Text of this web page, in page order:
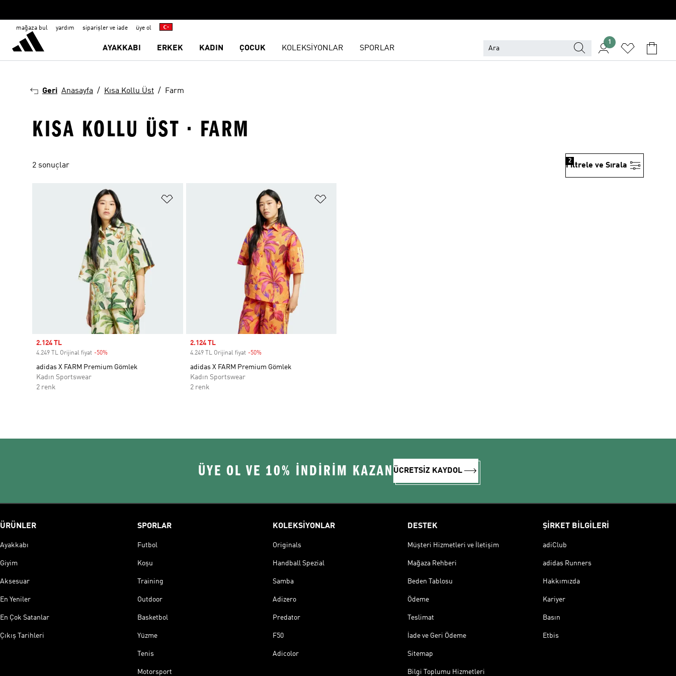
mağaza bul yardım siparişler ve iade üye ol
AYAKKABI ERKEK KADIN ÇOCUK KOLEKSİYONLAR SPORLAR
1
Geri Anasayfa Kısa Kollu Üst Farm
KISA KOLLU ÜST · FARM
2 sonuçlar Filtrele ve Sırala
2
Sale price
2.124 TL
4.249 TL Orijinal fiyat -50%
adidas X FARM Premium Gömlek
Kadın Sportswear
2 renk
Sale price
2.124 TL
4.249 TL Orijinal fiyat -50%Discount
adidas X FARM Premium Gömlek
Kadın Sportswear
2 renk
ÜYE OL VE 10% İNDİRİM KAZAN ÜCRETSİZ KAYDOL
ÜRÜNLER
Ayakkabı
Giyim
Aksesuar
En Yeniler
En Çok Satanlar
Çıkış Tarihleri
SPORLAR
Futbol
Koşu
Training
Outdoor
Basketbol
Yüzme
Tenis
Motorsport
KOLEKSİYONLAR
Originals
Handball Spezial
Samba
Adizero
Predator
F50
Adicolor
DESTEK
Müşteri Hizmetleri ve İletişim
Mağaza Rehberi
Beden Tablosu
Ödeme
Teslimat
İade ve Geri Ödeme
Sitemap
Bilgi Toplumu Hizmetleri
ŞİRKET BİLGİLERİ
adiClub
adidas Runners
Hakkımızda
Kariyer
Basın
Etbis